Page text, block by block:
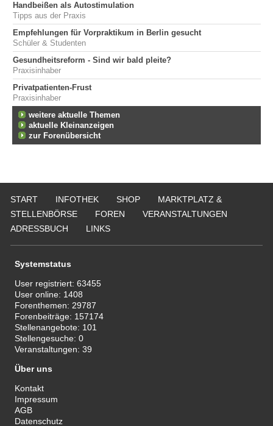
Handbeißen als Autostimulation
Tipps aus der Praxis
Empfehlungen für Vorpraktikum in Berlin gesucht
Schüler & Studenten
Gesundheitsreform - Sind wir bald pleite?
Praxisinhaber
Privatpatienten-Frust
Praxisinhaber
weitere aktuelle Themen
aktuelle Kleinanzeigen
zur Forenübersicht
START INFOTHEK SHOP
MARKTPLATZ &
STELLENBÖRSE
FOREN
VERANSTALTUNGEN
ADRESSBUCH
LINKS
Systemstatus
User registriert:63455
User online: 1408
Forenthemen: 29787
Forenbeiträge: 157174
Stellenangebote: 101
Stellengesuche:0
Veranstaltungen:39
Über uns
Kontakt
Impressum
AGB
Datenschutz